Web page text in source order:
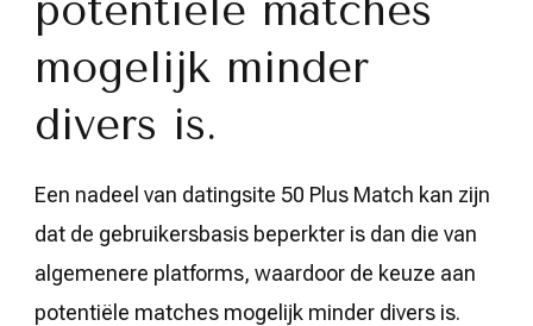
potentiële matches
mogelijk minder
divers is.
Een nadeel van datingsite 50 Plus Match kan zijn
dat de gebruikersbasis beperkter is dan die van
algemenere platforms, waardoor de keuze aan
potentiële matches mogelijk minder divers is.